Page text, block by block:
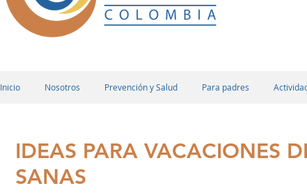
Inicio Nosotros Prevención y Salud Para padres
IDEAS PARA VACACIONES
SANAS